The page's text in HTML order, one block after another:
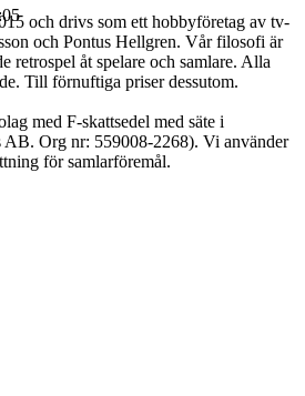
och drivs som ett hobbyföretag av tv-
och Pontus Hellgren. Vår filosofi är
retrospel åt spelare och samlare. Alla
Till förnuftiga priser dessutom.
med F-skattsedel med säte i
AB. Org nr: 559008-2268). Vi använder
för samlarföremål.